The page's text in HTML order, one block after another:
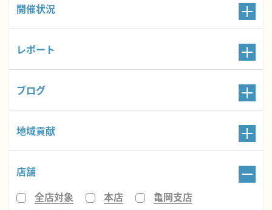
開催状況
レポート
ブログ
地域貢献
店舗
全店対象
本店
亀岡支店